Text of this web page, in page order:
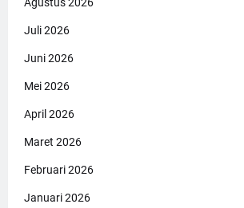
Juli 2026
Juni 2026
Mei 2026
April 2026
Maret 2026
Februari 2026
Januari 2026